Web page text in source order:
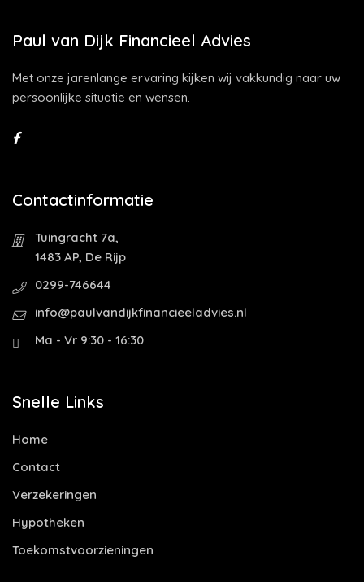
Paul van Dijk Financieel Advies
Met onze jarenlange ervaring kijken wij vakkundig naar uw
persoonlijke situatie en wensen.
Contactinformatie
Tuingracht 7a,
1483 AP, De Rijp
0299-746644
info@paulvandijkfinancieeladvies.nl
Ma - Vr 9:30 - 16:30
Snelle Links
Home
Contact
Verzekeringen
Hypotheken
Toekomstvoorzieningen